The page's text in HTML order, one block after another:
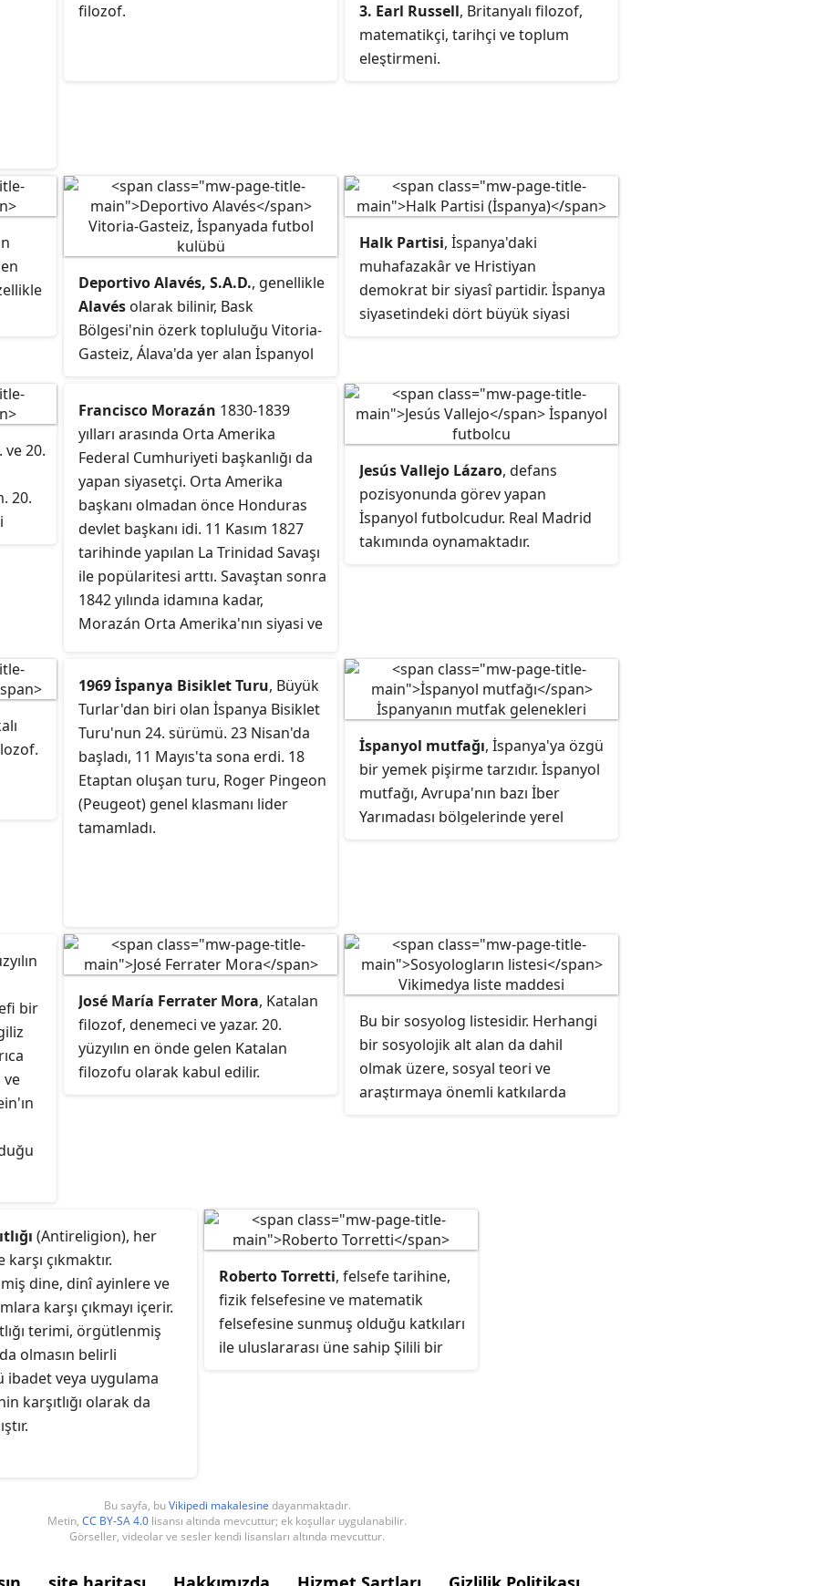
filozof.
3. Earl Russell, Britanyalı filozof,
matematikçi, tarihçi ve toplum
eleştirmeni.
bir
Deportivo Alavés, S.A.D., genellikle
Alavés olarak bilinir, Bask
Bölgesi'nin özerk topluluğu Vitoria-
Gasteiz, Álava'da yer alan İspanyol
1920'de Sport Friend's Club adıyla
kurulan Alavés, La Liga'da mücadele
etmektedir ve 2022-23 sezonunda,
play-off finalinde Levante'yi 120.
dakikada yenerek Segunda
División'dan tekrar yükselmiştir.
Halk Partisi, İspanya'daki
muhafazakâr ve Hristiyan
demokrat bir siyasî partidir. İspanya
siyasetindeki dört büyük siyasi
ve 20.
20.
Francisco Morazán 1830-1839
yılları arasında Orta Amerika
Federal Cumhuriyeti başkanlığı da
yapan siyasetçi. Orta Amerika
başkanı olmadan önce Honduras
devlet başkanı idi. 11 Kasım 1827
tarihinde yapılan La Trinidad Savaşı
ile popülaritesi arttı. Savaştan sonra
1842 yılında idamına kadar,
Morazán Orta Amerika'nın siyasi ve
Jesús Vallejo Lázaro, defans
pozisyonunda görev yapan
İspanyol futbolcudur. Real Madrid
takımında oynamaktadır.
1969 İspanya Bisiklet Turu, Büyük
Turlar'dan biri olan İspanya Bisiklet
Turu'nun 24. sürümü. 23 Nisan'da
başladı, 11 Mayıs'ta sona erdi. 18
Etaptan oluşan turu, Roger Pingeon
(Peugeot) genel klasmanı lider
tamamladı.
İspanyol mutfağı, İspanya'ya özgü
bir yemek pişirme tarzıdır. İspanyol
mutfağı, Avrupa'nın bazı İber
Yarımadası bölgelerinde yerel
malzemeler üzerinde büyük bir
etkiye sahiptir. Bu pişirme
yöntemleri ve malzemeleri,
bölgelerin gastronomisinde hala
mevcuttur. İspanyol mutfağı,
İspanya istilalarının ve fetihlerinin
gelenekleri değiştirerek yeni
birleştirmektedir.
bir
daha
José María Ferrater Mora, Katalan
filozof, denemeci ve yazar. 20.
yüzyılın en önde gelen Katalan
filozofu olarak kabul edilir.
tarihi, metafizik, antropoloji, tarih
ve kültür felsefesi, epistemoloji,
mantık, bilim felsefesi ve etiktir.
Ayrıca birkaç film yönetmiştir.
Bu bir sosyolog listesidir. Herhangi
bir sosyolojik alt alan da dahil
olmak üzere, sosyal teori ve
araştırmaya önemli katkılarda
özellikle sosyolojik olarak
tanımlanmadıkça dahil edilmez.
(Antireligion), her
çıkmaktır.
dine, dinî ayinlere ve
karşı çıkmayı içerir.
terimi, örgütlenmiş
olmasın belirli
ibadet veya uygulama
karşıtlığı olarak da
Roberto Torretti, felsefe tarihine,
fizik felsefesine ve matematik
felsefesine sunmuş olduğu katkıları
ile uluslararası üne sahip Şilili bir
Bu sayfa, buVikipedi makalesine dayanmaktadır.
Metin, CC BY-SA 4.0 lisansı altında mevcuttur; ek koşullar uygulanabilir.
Görseller, videolar ve sesler kendi lisansları altında mevcuttur.